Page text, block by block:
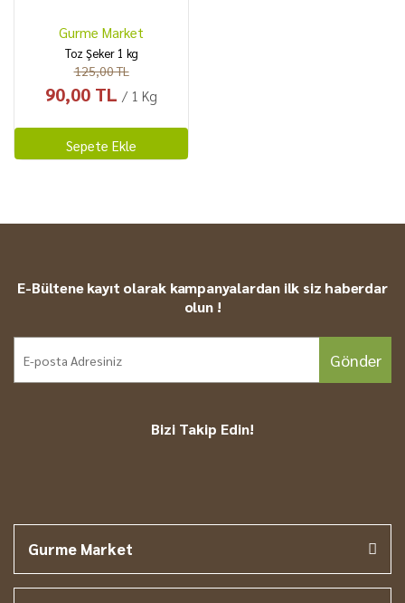
Gurme Market
Toz Şeker 1 kg
125,00 TL
90,00 TL / 1 Kg
Sepete Ekle
E-Bültene kayıt olarak kampanyalardan ilk siz haberdar
olun !
Gönder
Bizi Takip Edin!
Gurme Market